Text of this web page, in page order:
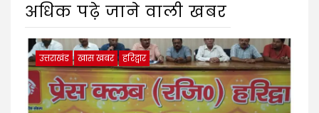
अधिक पढ़े जाने वाली खबर
उत्तराखंड खास खबर हरिद्वार